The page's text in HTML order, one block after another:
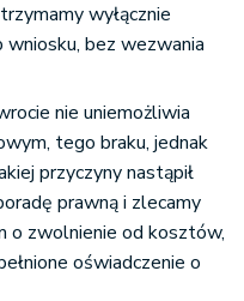
wyłącznie
bez wezwania
nie uniemożliwia
tego braku, jednak
przyczyny nastąpił
prawną i zlecamy
o zwolnienie od kosztów,
oświadczenie o